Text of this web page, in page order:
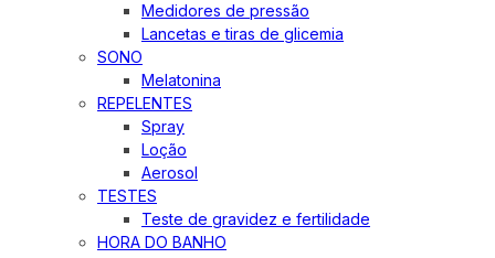
Medidores de pressão
Lancetas e tiras de glicemia
SONO
Melatonina
REPELENTES
Spray
Loção
Aerosol
TESTES
Teste de gravidez e fertilidade
HORA DO BANHO